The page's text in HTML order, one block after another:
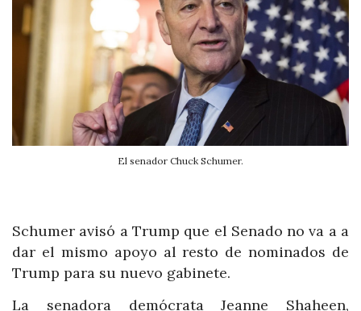
El senador Chuck Schumer.
Schumer avisó a Trump que el Senado no va a a
dar el mismo apoyo al resto de nominados de
Trump para su nuevo gabinete.
La senadora demócrata Jeanne Shaheen,